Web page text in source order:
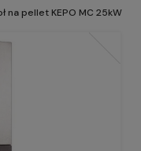
na pellet KEPO MC 25kW